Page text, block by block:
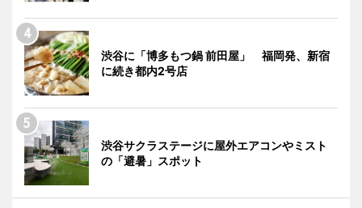
渋谷に「博多もつ鍋 前田屋」 福岡発、新宿
に続き都内2号店
渋谷サクラステージに屋外エアコンやミスト
の「避暑」スポット